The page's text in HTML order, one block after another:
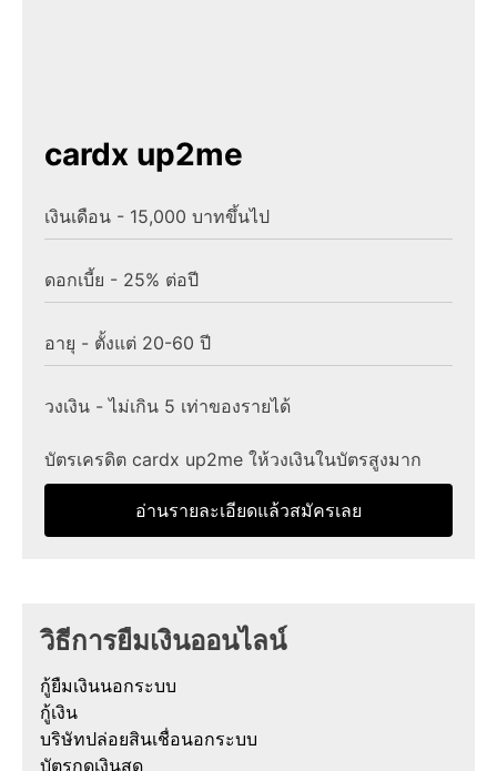
cardx up2me
เงินเดือน - 15,000 บาทขึ้นไป
ดอกเบี้ย - 25% ต่อปี
อายุ - ตั้งแต่ 20-60 ปี
วงเงิน - ไม่เกิน 5 เท่าของรายได้
บัตรเครดิต cardx up2me ให้วงเงินในบัตรสูงมาก
อ่านรายละเอียดแล้วสมัครเลย
วิธีการยืมเงินออนไลน์
กู้ยืมเงินนอกระบบ
กู้เงิน
บริษัทปล่อยสินเชื่อนอกระบบ
บัตรกดเงินสด